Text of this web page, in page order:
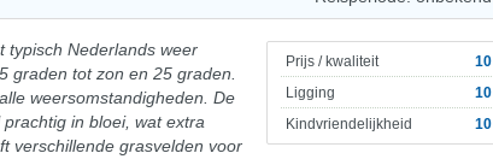
Prijs / kwaliteit
10
Ligging
10
Kindvriendelijkheid
10
typisch Nederlands weer
graden tot zon en 25 graden.
weersomstandigheden. De
in bloei, wat extra
verschillende grasvelden voor